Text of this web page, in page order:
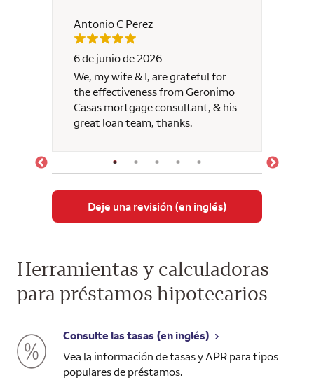
Antonio C Perez
6 de junio de 2026
We, my wife & I, are grateful for
the effectiveness from Geronimo
Casas mortgage consultant, & his
great loan team, thanks.
Deje una revisión (en inglés)
Herramientas y calculadoras
para préstamos hipotecarios
Consulte las tasas (en inglés)
Vea la información de tasas y APR para tipos
populares de préstamos.